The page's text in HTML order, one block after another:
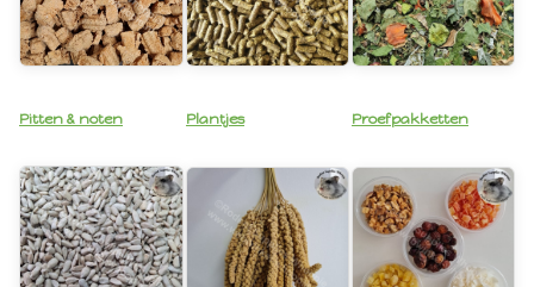
Pitten & noten Plantjes Proefpakketten